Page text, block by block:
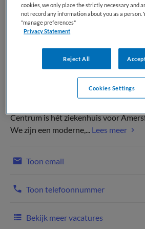
vergelijkbare vacatures die voor u
Centrum is hét ziekenhuis voor
We zijn een moderne,... Lees meer
Toon email
Toon telefoonnummer
Bekijk meer vacatures
cookies, we only place the strictly necessary and
not record any information about you as a person.
"manage preferences"
Privacy Statement
Reject All
Cookies Settings